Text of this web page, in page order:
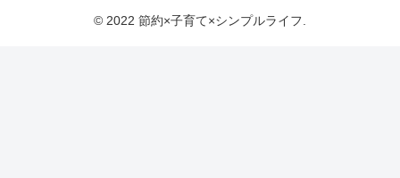
© 2022 節約×子育て×シンプルライフ.